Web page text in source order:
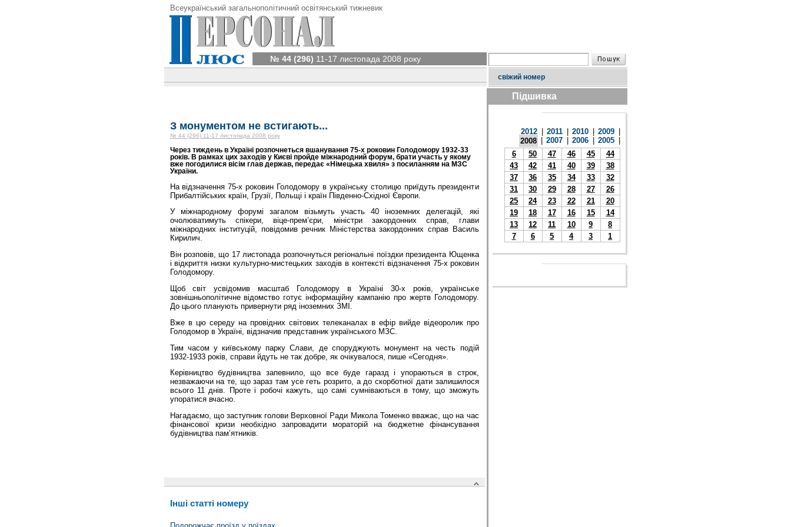
Всеукраїнський загальнополітичний освітянський тижневик
№ 44 (296) 11-17 листопада 2008 року
свіжий номер
З монументом не встигають...
№ 44 (296) 11-17 листопада 2008 року
Через тиждень в Україні розпочнеться вшанування 75-х роковин Голодомору 1932-33
років. В рамках цих заходів у Києві пройде міжнародний форум, брати участь у якому
вже погодилися вісім глав держав, передає «Німецька хвиля» з посиланням на МЗС
України.
На відзначення 75-х роковин Голодомору в українську столицю приїдуть президенти
Прибалтійських країн, Грузії, Польщі і країн Південно-Східної Європи.
У міжнародному форумі загалом візьмуть участь 40 іноземних делегацій, які
очолюватимуть спікери, віце-прем’єри, міністри закордонних справ, глави
міжнародних інституцій, повідомив речник Міністерства закордонних справ Василь
Кирилич.
Він розповів, що 17 листопада розпочнуться регіональні поїздки президента Ющенка
і відкриття низки культурно-мистецьких заходів в контексті відзначення 75-х роковин
Голодомору.
Щоб світ усвідомив масштаб Голодомору в Україні 30-х років, українське
зовнішньополітичне відомство готує інформаційну кампанію про жертв Голодомору.
До цього планують привернути ряд іноземних ЗМІ.
Вже в цю середу на провідних світових телеканалах в ефір вийде відеоролик про
Голодомор в Україні, відзначив представник українського МЗС.
Тим часом у київському парку Слави, де споруджують монумент на честь подій
1932-1933 років, справи йдуть не так добре, як очікувалося, пише «Сегодня».
Керівництво будівництва запевнило, що все буде гаразд і упораються в строк,
незважаючи на те, що зараз там усе геть розрито, а до скорботної дати залишилося
всього 11 днів. Проте і робочі кажуть, що самі сумніваються в тому, що зможуть
упоратися вчасно.
Нагадаємо, що заступник голови Верховної Ради Микола Томенко вважає, що на час
фінансової кризи необхідно запровадити мораторій на бюджетне фінансування
будівництва пам’ятників.
Інші статті номеру
Підшивка
2012 2011 2010 2009
2008
2007 2006 2005
6
50 47 46 45
44
43
42 41 40 39
38
37
36 35 34 33
32
31
30 29 28 27
26
25
24 23 22 21
20
19
18 17 16 15
14
13
12 11 10 9
8
7
6 5 4 3 1